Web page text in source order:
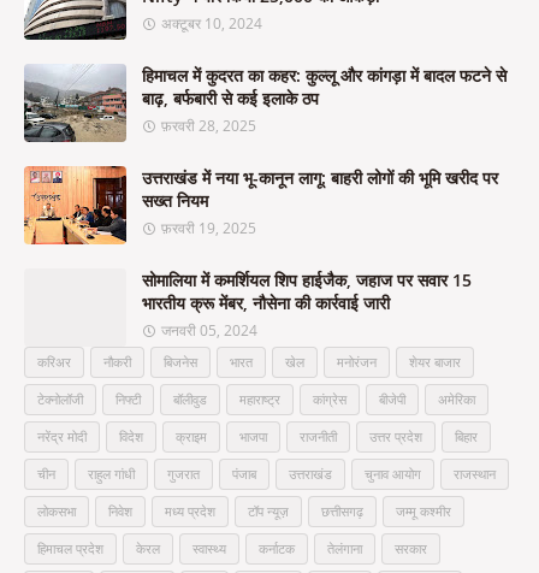
अक्टूबर 10, 2024
हिमाचल में कुदरत का कहर: कुल्लू और कांगड़ा में बादल फटने से
बाढ़, बर्फबारी से कई इलाके ठप
फ़रवरी 28, 2025
उत्तराखंड में नया भू-कानून लागू: बाहरी लोगों की भूमि खरीद पर
सख्त नियम
फ़रवरी 19, 2025
सोमालिया में कमर्शियल शिप हाईजैक, जहाज पर सवार 15
भारतीय क्रू मेंबर, नौसेना की कार्रवाई जारी
जनवरी 05, 2024
करिअर नौकरी बिजनेस भारत खेल मनोरंजन शेयर बाजार
टेक्नोलॉजी निफ्टी बॉलीवुड महाराष्ट्र कांग्रेस बीजेपी अमेरिका
नरेंद्र मोदी विदेश क्राइम भाजपा राजनीती उत्तर प्रदेश बिहार
चीन राहुल गांधी गुजरात पंजाब उत्तराखंड चुनाव आयोग राजस्थान
लोकसभा निवेश मध्य प्रदेश टॉप न्यूज़ छत्तीसगढ़ जम्मू कश्मीर
हिमाचल प्रदेश केरल स्वास्थ्य कर्नाटक तेलंगाना सरकार